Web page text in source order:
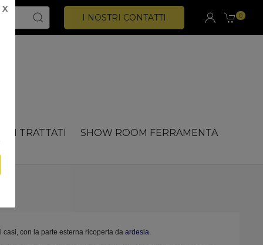
X
I NOSTRI CONTATTI
0
TRATTATI SHOW ROOM FERRAMENTA
casi, con la parte esterna ricoperta da ardesia.